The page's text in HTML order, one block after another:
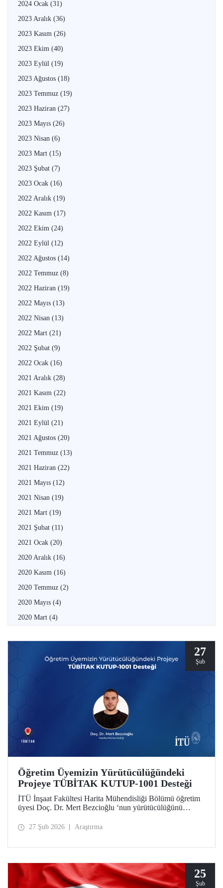
2024 Ocak (31)
2023 Aralık (36)
2023 Kasım (26)
2023 Ekim (40)
2023 Eylül (19)
2023 Ağustos (18)
2023 Temmuz (19)
2023 Haziran (27)
2023 Mayıs (26)
2023 Nisan (6)
2023 Mart (15)
2023 Şubat (7)
2023 Ocak (16)
2022 Aralık (19)
2022 Kasım (17)
2022 Ekim (24)
2022 Eylül (12)
2022 Ağustos (14)
2022 Temmuz (8)
2022 Haziran (19)
2022 Mayıs (13)
2022 Nisan (13)
2022 Mart (21)
2022 Şubat (9)
2022 Ocak (16)
2021 Aralık (28)
2021 Kasım (22)
2021 Ekim (19)
2021 Eylül (21)
2021 Ağustos (20)
2021 Temmuz (13)
2021 Haziran (22)
2021 Mayıs (12)
2021 Nisan (19)
2021 Mart (19)
2021 Şubat (11)
2021 Ocak (20)
2020 Aralık (16)
2020 Kasım (16)
2020 Temmuz (2)
2020 Mayıs (4)
2020 Mart (4)
27
Şub
Öğretim Üyemizin Yürütücülüğündeki
Projeye TÜBİTAK KUTUP-1001 Desteği
İTÜ İnşaat Fakültesi Harita Mühendisliği Bölümü öğretim
üyesi Doç. Dr. Mert Bezcioğlu ‘nun yürütücülüğünü
Programı kapsamında desteğe değer görüldü.
27 Şub 2026 Araştırma
25
Şub